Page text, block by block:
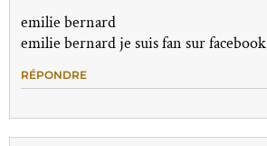
emilie bernard
emilie bernard je suis fan sur facebook
RÉPONDRE